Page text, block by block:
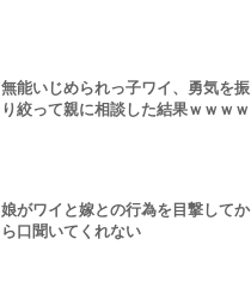
無能いじめられっ子ワイ、勇気を振
り絞って親に相談した結果ｗｗｗｗ
娘がワイと嫁との行為を目撃してか
ら口聞いてくれない